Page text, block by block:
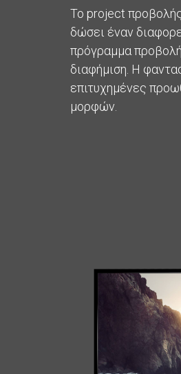
Το project
δώσει έναν
πρόγραμμα
διαφήμιση. Η
επιτυχημένες
μορφών.